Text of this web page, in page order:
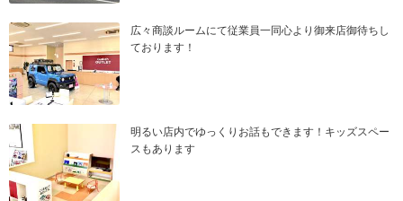
広々商談ルームにて従業員一同心より御来店御待ちし
ております！
明るい店内でゆっくりお話もできます！キッズスペー
スもあります